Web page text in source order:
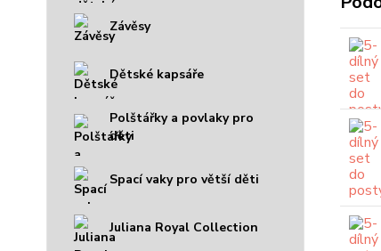
Závěsy
Dětské kapsáře
Polštářky a povlaky pro
děti
Spací vaky pro větší děti
Juliana Royal Collection